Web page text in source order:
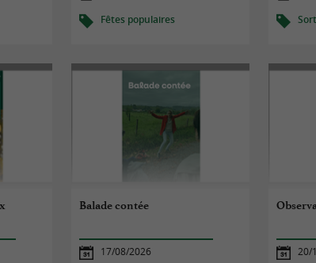
Fêtes populaires
Balade contée
17/08/2026 20/